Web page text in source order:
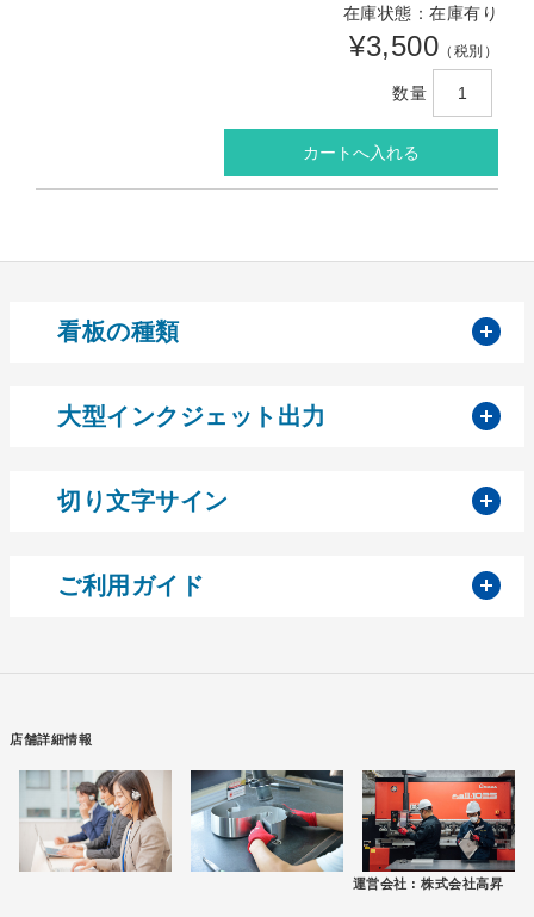
在庫状態：在庫有り
¥3,500 （税別）
数量
看板の種類
大型インクジェット出力
切り文字サイン
ご利用ガイド
店舗詳細情報
運営会社 : 株式会社高昇